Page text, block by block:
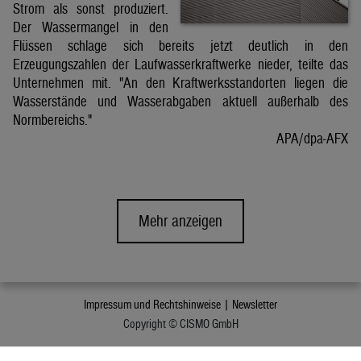
Strom als sonst produziert.
Der Wassermangel in den
Flüssen schlage sich bereits jetzt deutlich in den
Erzeugungszahlen der Laufwasserkraftwerke nieder, teilte das
Unternehmen mit. "An den Kraftwerksstandorten liegen die
Wasserstände und Wasserabgaben aktuell außerhalb des
Normbereichs."
APA/dpa-AFX
Mehr anzeigen
Impressum und Rechtshinweise | Newsletter
Copyright © CISMO GmbH